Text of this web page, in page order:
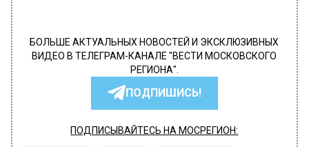
БОЛЬШЕ АКТУАЛЬНЫХ НОВОСТЕЙ И ЭКСКЛЮЗИВНЫХ
ВИДЕО В ТЕЛЕГРАМ-КАНАЛЕ "ВЕСТИ МОСКОВСКОГО
РЕГИОНА".
ПОДПИШИСЬ!
ПОДПИСЫВАЙТЕСЬ НА МОСРЕГИОН: